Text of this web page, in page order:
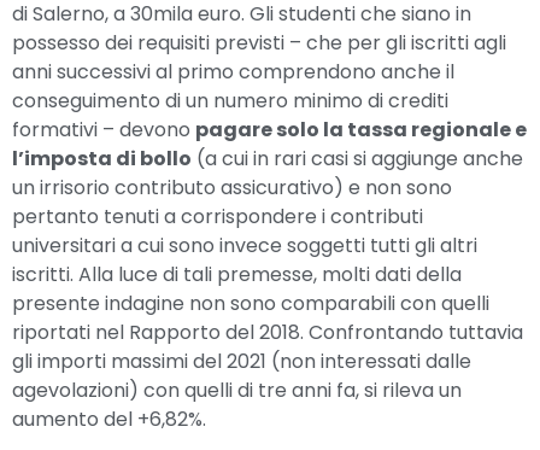
di Salerno, a 30mila euro. Gli studenti che siano in
possesso dei requisiti previsti – che per gli iscritti agli
anni successivi al primo comprendono anche il
conseguimento di un numero minimo di crediti
formativi – devono pagare solo la tassa regionale e
l’imposta di bollo (a cui in rari casi si aggiunge anche
un irrisorio contributo assicurativo) e non sono
pertanto tenuti a corrispondere i contributi
universitari a cui sono invece soggetti tutti gli altri
iscritti. Alla luce di tali premesse, molti dati della
presente indagine non sono comparabili con quelli
riportati nel Rapporto del 2018. Confrontando tuttavia
gli importi massimi del 2021 (non interessati dalle
agevolazioni) con quelli di tre anni fa, si rileva un
aumento del +6,82%.